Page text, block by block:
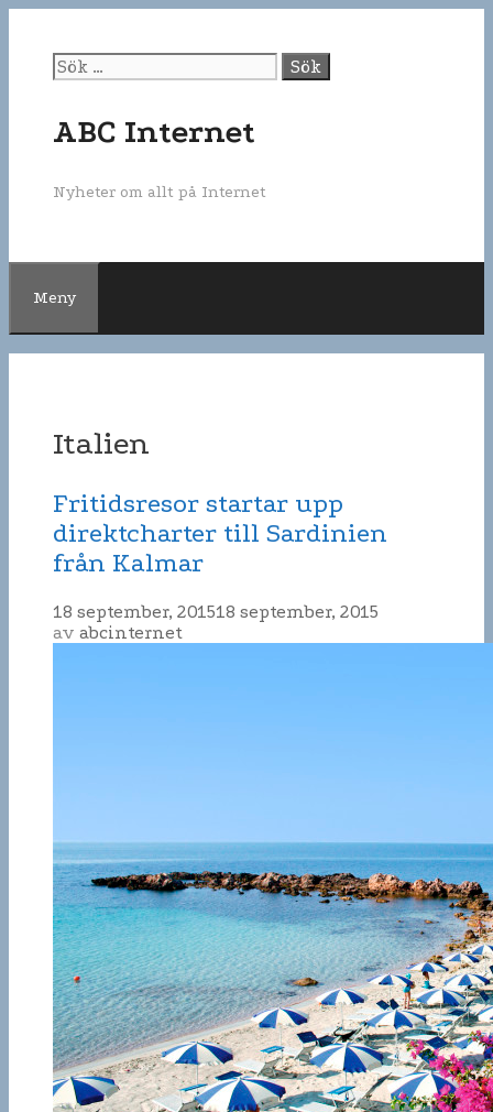
innehåll
Sök
efter:
ABC Internet
Nyheter om allt på Internet
Meny
Italien
Fritidsresor startar upp
direktcharter till Sardinien
från Kalmar
18 september, 201518 september, 2015
av abcinternet